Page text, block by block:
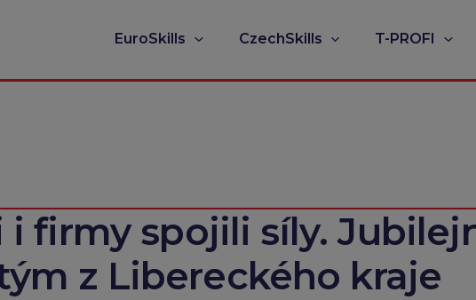
EuroSkills CzechSkills T-PROFI
firmy spojili síly.
z Libereckého kraje